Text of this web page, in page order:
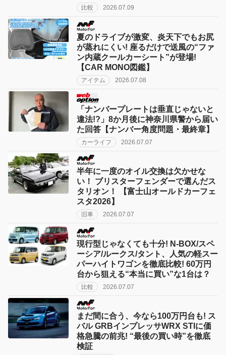
比較 2026.07.09
夏のドライブが激変、炎天下でもお尻
が蒸れにくい! 座るだけで送風の“ファ
ン内蔵クールカーシート”が登場!
【CAR MONO図鑑】
アイテム 2026.07.08
「ナンバープレートは垂直じゃないと
違法!?」8か月後に神奈川県警から届い
た回答【ナンバー角度問題・最終章】
カーライフ 2026.07.07
半年に一度のオイル交換は欠かせな
い！ ブリスターフェンダーで選んだス
タリオン！ 【富士山オールドカーフェ
スタ2026】
旧車 2026.07.07
現行型じゃなくても十分! N-BOX/スペ
ーシア/ルークス/タント、人気の軽スー
パーハイトワゴンを徹底比較! 60万円
台から狙える“本当に買い”な1台は？
比較 2026.07.07
まだ間に合う、今なら100万円台も! ス
バル GRBインプレッサWRX STIに価
格急騰の前兆! “最後の買い時”を徹底
検証